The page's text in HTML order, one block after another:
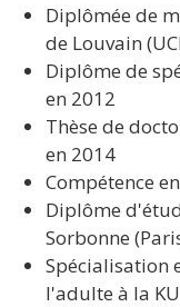
Diplômée de
de Louvain
Diplôme de
en 2012
Thèse de
en 2014
Compétence
Diplôme
Sorbonne
Spécialisation
l'adulte à la